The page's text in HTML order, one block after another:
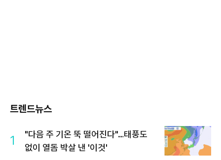
트렌드뉴스
1
"다음 주 기온 뚝 떨어진다"…태풍도
없이 열돔 박살 낸 '이것'